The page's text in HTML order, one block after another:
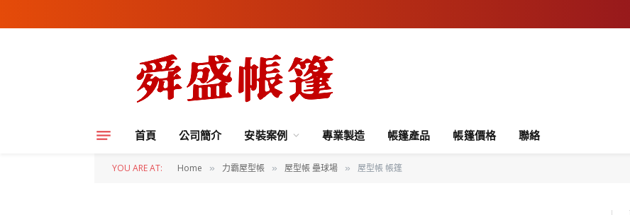
首頁 公司簡介 安裝案例 專業製造 帳篷產品 帳篷價格 聯絡
YOU ARE AT: Home » 力霸屋型帳 » 屋型帳 壘球場 » 屋型帳 帳篷